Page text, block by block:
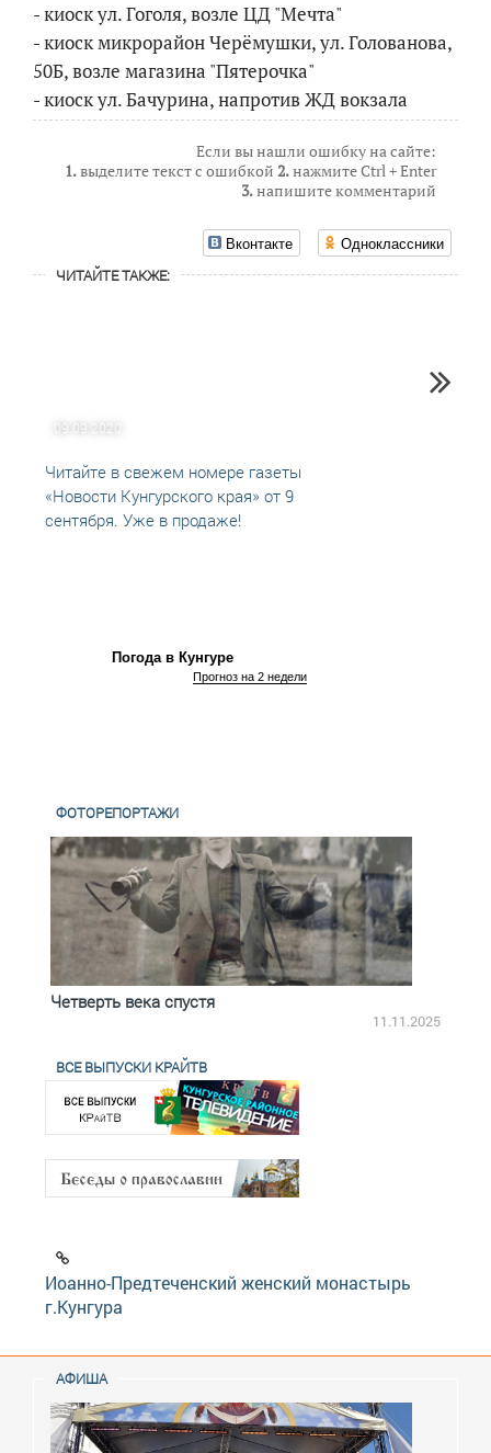
- киоск ул. Гоголя, возле ЦД "Мечта"
- киоск микрорайон Черёмушки, ул. Голованова,
50Б, возле магазина "Пятерочка"
- киоск ул. Бачурина, напротив ЖД вокзала
Если вы нашли ошибку на сайте:
1.выделите текст с ошибкой 2.нажмите Ctrl + Enter
3.напишите комментарий
Вконтакте Одноклассники
ЧИТАЙТЕ ТАКЖЕ:
09.09.2020
Читайте в свежем номере газеты
«Новости Кунгурского края» от 9
сентября. Уже в продаже!
Погода в Кунгуре
Прогноз на 2 недели
ФОТОРЕПОРТАЖИ
Четверть века спустя
11.11.2025
ВСЕ ВЫПУСКИ КРАЙТВ
Иоанно-Предтеченский женский монастырь
г.Кунгура
АФИША